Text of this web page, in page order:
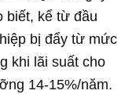
biết, kể từ đầu
bị đẩy từ mức
khi lãi suất cho
14-15%/năm.